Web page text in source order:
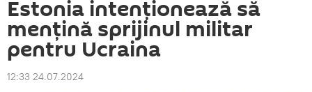
Estonia intenționează să
mențină sprijinul militar
pentru Ucraina
12:33 24.07.2024